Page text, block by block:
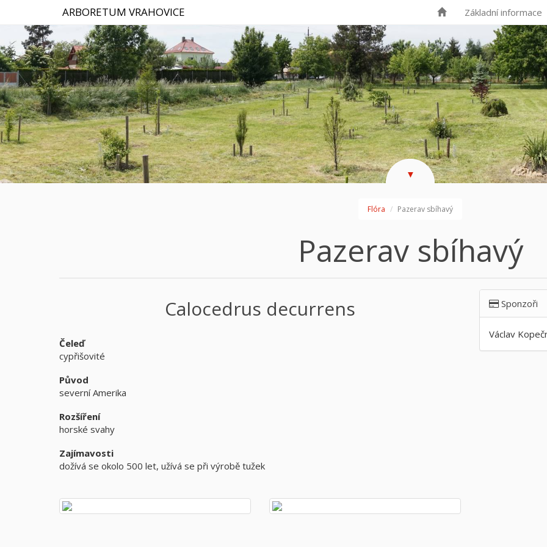
ARBORETUM VRAHOVICE Základní informace
▼
Flóra Pazerav sbíhavý
Pazerav sbíhavý
Calocedrus decurrens
Čeleď
cypřišovité
Původ
severní Amerika
Rozšíření
horské svahy
Zajímavosti
dožívá se okolo 500 let, užívá se při výrobě tužek
Sponzoři
Václav